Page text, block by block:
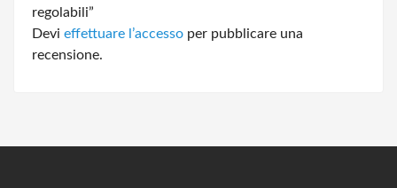
regolabili”
Devi effettuare l’accesso per pubblicare una
recensione.